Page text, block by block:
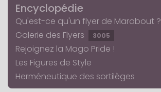
Encyclopédie
Qu'est-ce qu'un flyer de Marabout ?
Galerie des Flyers
3005
Rejoignez la Mago Pride !
Les Figures de Style
Herméneutique des sortilèges